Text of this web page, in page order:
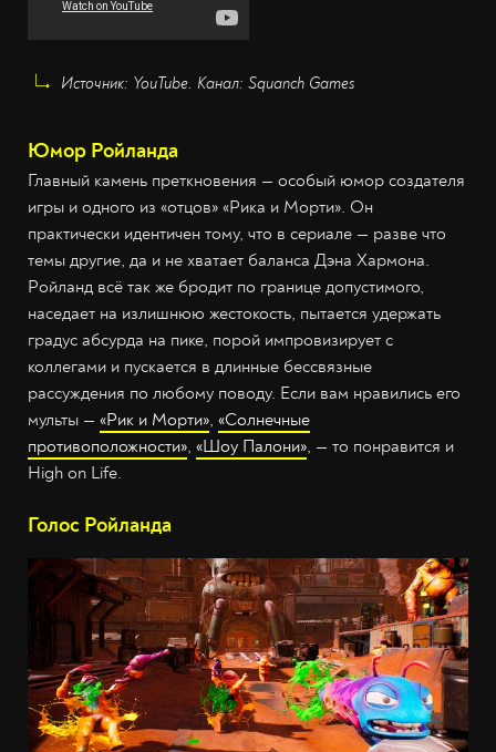
Источник: YouTube. Канал: Squanch Games
Юмор Ройланда
Главный камень преткновения — особый юмор создателя
игры и одного из «отцов» «Рика и Морти». Он
практически идентичен тому, что в сериале — разве что
темы другие, да и не хватает баланса Дэна Хармона.
Ройланд всё так же бродит по границе допустимого,
наседает на излишнюю жестокость, пытается удержать
градус абсурда на пике, порой импровизирует с
коллегами и пускается в длинные бессвязные
рассуждения по любому поводу. Если вам нравились его
мульты — «Рик и Морти», «Солнечные
противоположности», «Шоу Палони», — то понравится и
High on Life.
Голос Ройланда